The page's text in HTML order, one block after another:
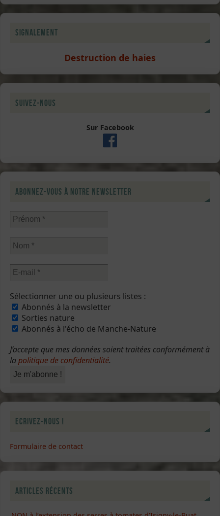
Signalement
Destruction de haies
Suivez-nous
Sur Facebook
Abonnez-vous à notre newsletter
Sélectionner une ou plusieurs listes :
Abonnés à la newsletter
Sorties nature
Abonnés à l'écho de Manche-Nature
J’accepte que mes données soient traitées conformément à
lapolitique de confidentialité.
Ecrivez-nous !
Formulaire de contact
Articles récents